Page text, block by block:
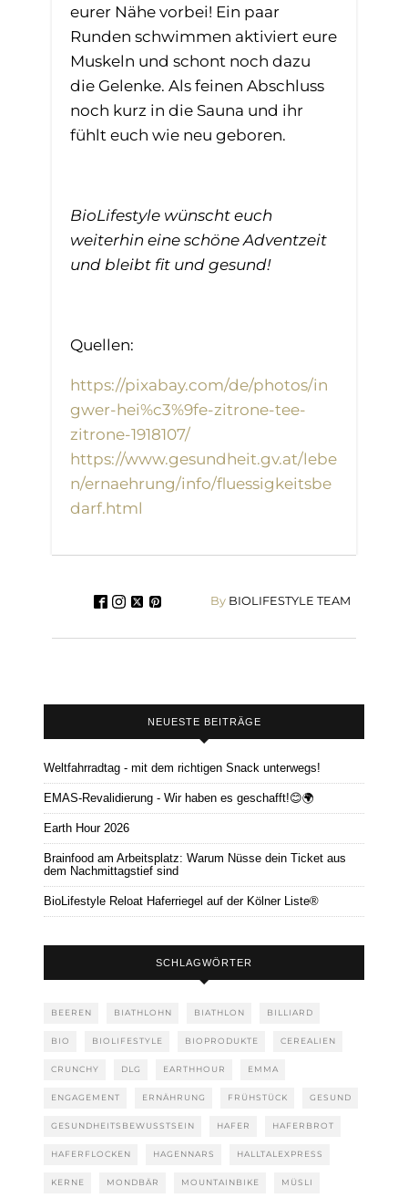
eurer Nähe vorbei! Ein paar
Runden schwimmen aktiviert eure
Muskeln und schont noch dazu
die Gelenke. Als feinen Abschluss
noch kurz in die Sauna und ihr
fühlt euch wie neu geboren.
BioLifestyle wünscht euch
weiterhin eine schöne Adventzeit
und bleibt fit und gesund!
Quellen:
https://pixabay.com/de/photos/in
gwer-hei%c3%9fe-zitrone-tee-
zitrone-1918107/
https://www.gesundheit.gv.at/lebe
n/ernaehrung/info/fluessigkeitsbe
darf.html
ByBIOLIFESTYLE TEAM
NEUESTE BEITRÄGE
Weltfahrradtag - mit dem richtigen Snack unterwegs!
EMAS-Revalidierung - Wir haben es geschafft!😊🌍
Earth Hour 2026
Brainfood am Arbeitsplatz: Warum Nüsse dein Ticket aus
dem Nachmittagstief sind
BioLifestyle Reloat Haferriegel auf der Kölner Liste®
SCHLAGWÖRTER
BEEREN BIATHLOHN BIATHLON BILLIARD
BIO BIOLIFESTYLE BIOPRODUKTE CEREALIEN
CRUNCHY DLG EARTHHOUR EMMA
ENGAGEMENT ERNÄHRUNG FRÜHSTÜCK GESUND
GESUNDHEITSBEWUSSTSEIN HAFER HAFERBROT
HAFERFLOCKEN HAGENNARS HALLTALEXPRESS
KERNE MONDBÄR MOUNTAINBIKE MÜSLI